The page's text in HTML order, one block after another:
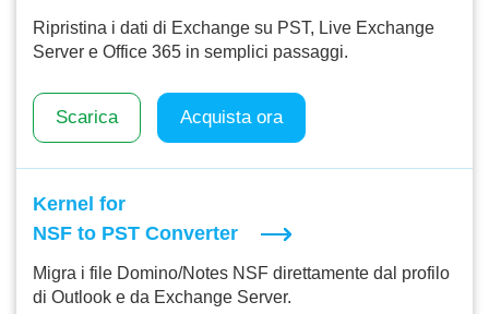
Ripristina i dati di Exchange su PST, Live Exchange
Server e Office 365 in semplici passaggi.
Scarica Acquista ora
Kernel for
NSF to PST Converter
Migra i file Domino/Notes NSF direttamente dal profilo
di Outlook e da Exchange Server.